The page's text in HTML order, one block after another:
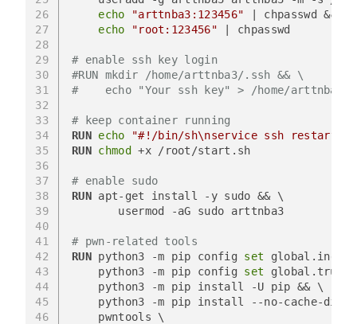
26
27
28
29
30
31
32
33
34
35
36
37
38
39
40
41
42
43
44
45
46
echo
"arttnba3:123456" | chpasswd && \
echo
"root:123456" | chpasswd
# enable ssh key login
#RUN mkdir /home/arttnba3/.ssh && \
#    echo "Your ssh key" > /home/arttnba3/
# keep container running
RUN echo
"#!/bin/sh\nservice ssh
RUN chmod +x /root/start.sh
# enable sudo
RUN apt-get install -y sudo && \
       usermod -aG sudo arttnba3
# pwn-related tools
RUN python3 -m pip config set
    python3 -m pip config
set
    python3 -m pip install -U pip && \
    python3 -m pip install --no-cache-dir \
    pwntools \